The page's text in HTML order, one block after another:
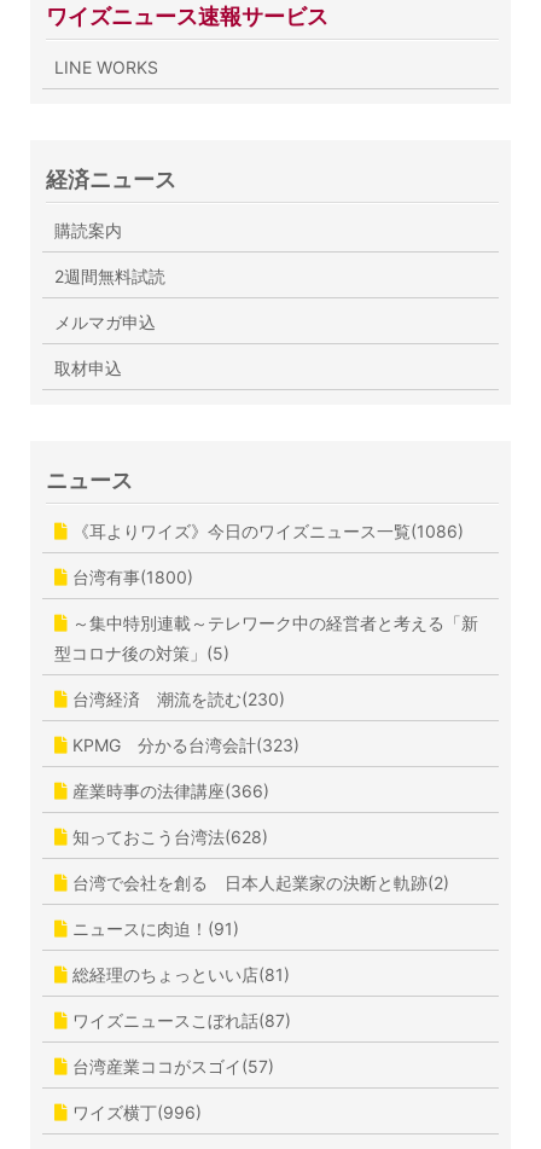
ワイズニュース速報サービス
LINE WORKS
経済ニュース
購読案内
2週間無料試読
メルマガ申込
取材申込
ニュース
《耳よりワイズ》今日のワイズニュース一覧(1086)
台湾有事(1800)
～集中特別連載～テレワーク中の経営者と考える「新
型コロナ後の対策」(5)
台湾経済 潮流を読む(230)
KPMG 分かる台湾会計(323)
産業時事の法律講座(366)
知っておこう台湾法(628)
台湾で会社を創る 日本人起業家の決断と軌跡(2)
ニュースに肉迫！(91)
総経理のちょっといい店(81)
ワイズニュースこぼれ話(87)
台湾産業ココがスゴイ(57)
ワイズ横丁(996)